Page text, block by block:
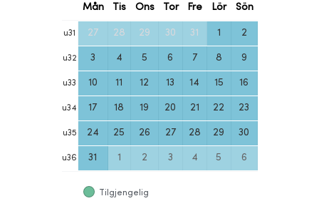
Mån Tis Ons Tor Fre Lör Sön
u31 27 28 29 30 31 1 2
u32 3 4 5 6 7 8 9
u33 10 11 12 13 14 15 16
u34 17 18 19 20 21 22 23
u35 24 25 26 27 28 29 30
u36 31 1 2 3 4 5 6
Tilgjengelig